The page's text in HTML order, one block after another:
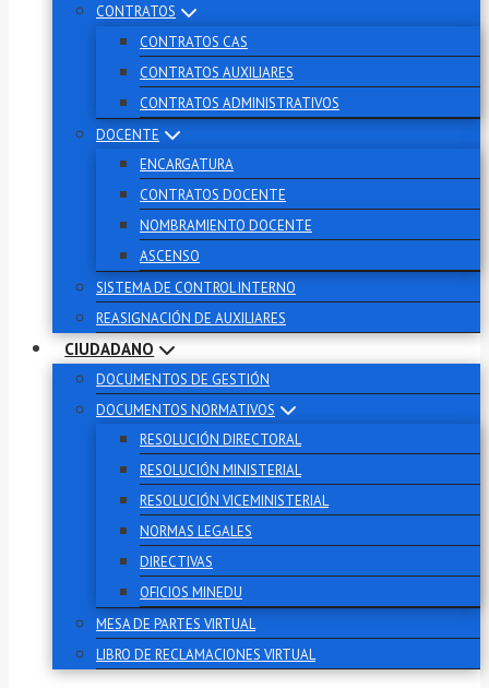
CONTRATOS
CONTRATOS CAS
CONTRATOS AUXILIARES
CONTRATOS ADMINISTRATIVOS
DOCENTE
ENCARGATURA
CONTRATOS DOCENTE
NOMBRAMIENTO DOCENTE
ASCENSO
SISTEMA DE CONTROL INTERNO
REASIGNACIÓN DE AUXILIARES
CIUDADANO
DOCUMENTOS DE GESTIÓN
DOCUMENTOS NORMATIVOS
RESOLUCIÓN DIRECTORAL
RESOLUCIÓN MINISTERIAL
RESOLUCIÓN VICEMINISTERIAL
NORMAS LEGALES
DIRECTIVAS
OFICIOS MINEDU
MESA DE PARTES VIRTUAL
LIBRO DE RECLAMACIONES VIRTUAL